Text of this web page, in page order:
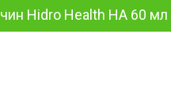
Hidro Health HA 60 мл